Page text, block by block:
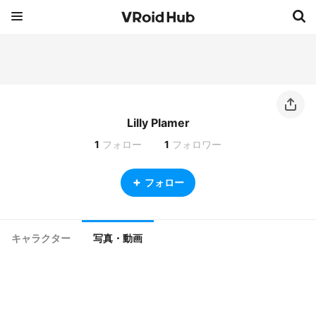
Lilly Plamer
1 フォロー 1 フォロワー
フォロー
キャラクター 写真・動画